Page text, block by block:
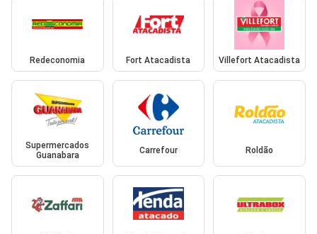
Redeconomia Fort Atacadista Villefort Atacadista
Supermercados
Guanabara
Carrefour Roldão